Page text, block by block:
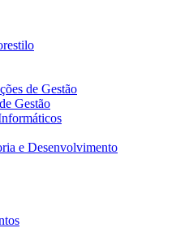
de Gestão
Gestão
e Desenvolvimento